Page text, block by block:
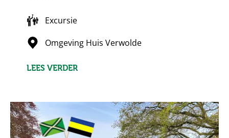
Excursie
Omgeving Huis Verwolde
LEES VERDER